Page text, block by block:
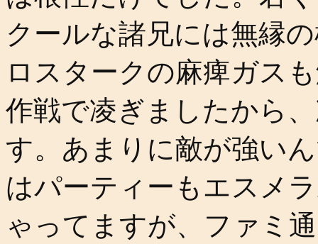
クールな諸兄には無縁
ロスタークの麻痺ガス
作戦で凌ぎましたから
す。あまりに敵が強い
はパーティーもエスメ
ゃってますが、ファミ